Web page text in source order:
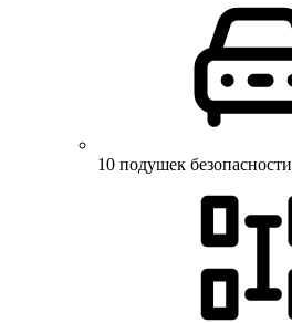
10 подушек безопасности